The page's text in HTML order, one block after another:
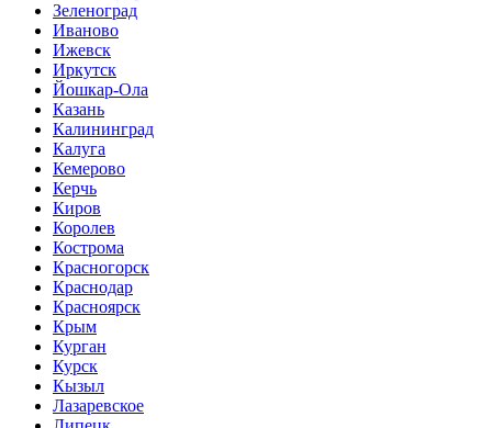
Зеленоград
Иваново
Ижевск
Иркутск
Йошкар-Ола
Казань
Калининград
Калуга
Кемерово
Керчь
Киров
Королев
Кострома
Красногорск
Краснодар
Красноярск
Крым
Курган
Курск
Кызыл
Лазаревское